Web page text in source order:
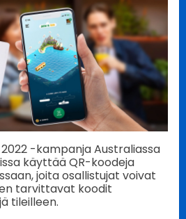
2022 -kampanja Australiassa
käyttää QR-koodeja
joita osallistujat voivat
tarvittavat koodit
tileilleen.